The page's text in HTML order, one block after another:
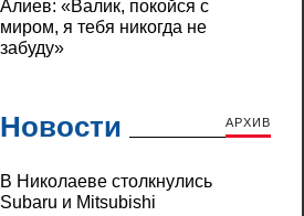
Новости АРХИВ
В Николаеве столкнулись
Subaru и Mitsubishi